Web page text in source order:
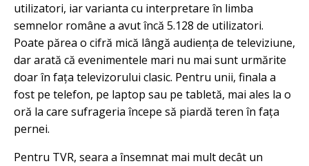
utilizatori, iar varianta cu interpretare în limba
semnelor române a avut încă 5.128 de utilizatori.
Poate părea o cifră mică lângă audiența de televiziune,
dar arată că evenimentele mari nu mai sunt urmărite
doar în fața televizorului clasic. Pentru unii, finala a
fost pe telefon, pe laptop sau pe tabletă, mai ales la o
oră la care sufrageria începe să piardă teren în fața
pernei.
Pentru TVR, seara a însemnat mai mult decât un